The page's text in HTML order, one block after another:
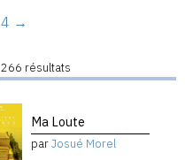
4 →
266 résultats
Ma Loute
parJosué Morel